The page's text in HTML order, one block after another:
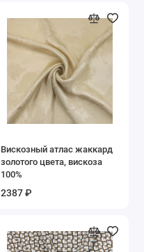
Вискозный атлас жаккард
золотого цвета, вискоза
100%
2387 ₽